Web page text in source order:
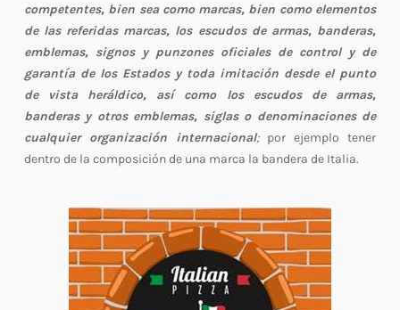
competentes, bien sea como marcas, bien como elementos
de las referidas marcas, los escudos de armas, banderas,
emblemas, signos y punzones oficiales de control y de
garantía de los Estados y toda imitación desde el punto
de vista heráldico, así como los escudos de armas,
banderas y otros emblemas, siglas o denominaciones de
cualquier organización internacional; por ejemplo tener
dentro de la composición de una marca la bandera de Italia.